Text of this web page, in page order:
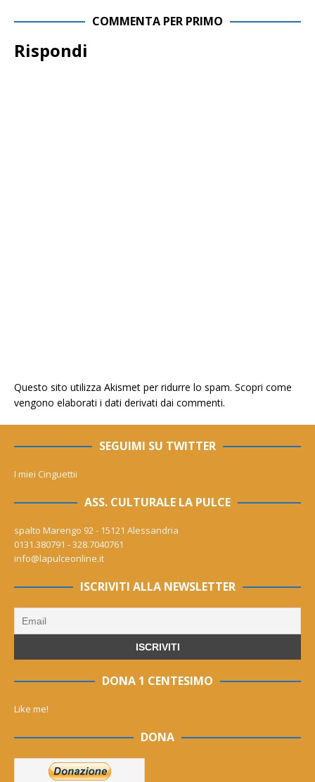
COMMENTA PER PRIMO
Rispondi
Questo sito utilizza Akismet per ridurre lo spam. Scopri come
vengono elaborati i dati derivati dai commenti.
SEGUIMI SU TWITTER
I miei Cinguettii
ASS. CULTURALE LA PULCE
spalto Marengo 92 - 15121 Alessandria
0131.380791 - 328.7040761
info@lapulceonline.it
ISCRIVITI ALLA NEWSLETTER
DONA 1 CENTESIMO
Like me!
DONA